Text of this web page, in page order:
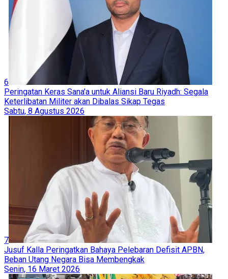
6
Peringatan Keras Sana'a untuk Aliansi Baru Riyadh: Segala
Keterlibatan Militer akan Dibalas Sikap Tegas
Sabtu, 8 Agustus 2026
7
Jusuf Kalla Peringatkan Bahaya Pelebaran Defisit APBN,
Beban Utang Negara Bisa Membengkak
Senin, 16 Maret 2026